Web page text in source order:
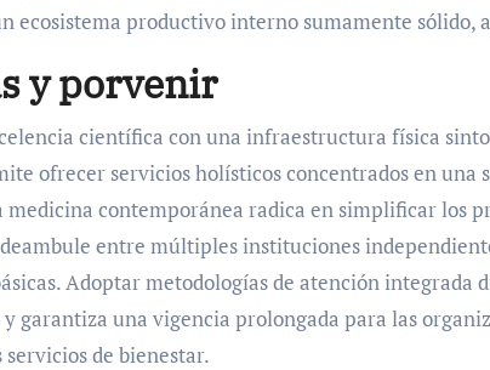
ecosistema productivo interno sumamente sólido,
y porvenir
científica con una infraestructura física
ofrecer servicios holísticos concentrados en una
medicina contemporánea radica en simplificar los
entre múltiples instituciones
Adoptar metodologías de atención integrada
garantiza una vigencia prolongada para las
servicios de bienestar.